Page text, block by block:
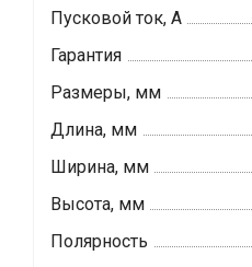
Пусковой ток, А
Гарантия
Размеры, мм
Длина, мм
Ширина, мм
Высота, мм
Полярность